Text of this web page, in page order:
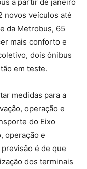
a partir de janeiro
novos veículos até
da Metrobus, 65
mais conforto e
dois ônibus
em teste.
medidas para a
operação e
do Eixo
operação e
é de que
dos terminais